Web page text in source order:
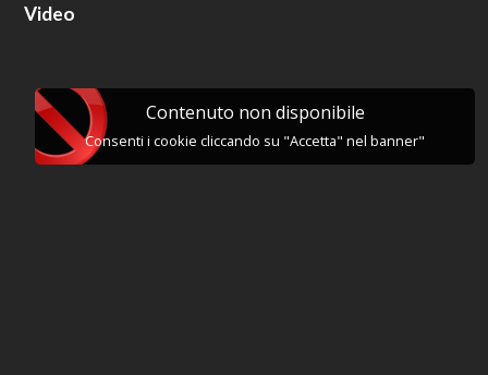
Video
Contenuto non disponibile
Consenti i cookie cliccando su "Accetta" nel banner"